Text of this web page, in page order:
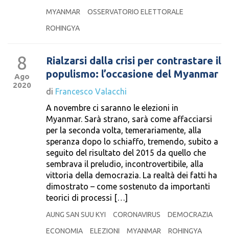
MYANMAR
OSSERVATORIO ELETTORALE
ROHINGYA
8
Ago
2020
Rialzarsi dalla crisi per contrastare il
populismo: l’occasione del Myanmar
di Francesco Valacchi
A novembre ci saranno le elezioni in
Myanmar. Sarà strano, sarà come affacciarsi
per la seconda volta, temerariamente, alla
speranza dopo lo schiaffo, tremendo, subito a
seguito del risultato del 2015 da quello che
sembrava il preludio, incontrovertibile, alla
vittoria della democrazia. La realtà dei fatti ha
dimostrato – come sostenuto da importanti
teorici di processi […]
AUNG SAN SUU KYI CORONAVIRUS
DEMOCRAZIA
ECONOMIA
ELEZIONI MYANMAR ROHINGYA